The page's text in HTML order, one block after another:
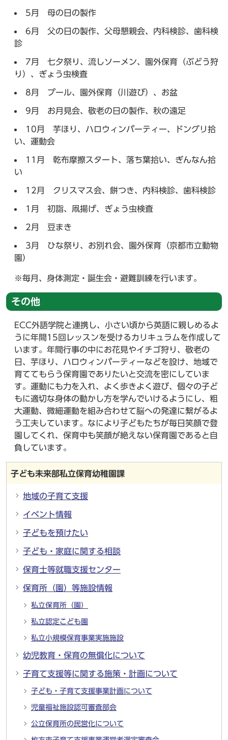
5月 母の日の製作
6月 父の日の製作、父母懇親会、内科検診、歯科検
診
7月 七夕祭り、流しソーメン、園外保育（ぶどう狩
り）、ぎょう虫検査
8月 プール、園外保育（川遊び）、お盆
9月 お月見会、敬老の日の製作、秋の遠足
10月 芋ほり、ハロウィンパーティー、ドングリ拾
い、運動会
11月 乾布摩擦スタート、落ち葉拾い、ぎんなん拾
い
12月 クリスマス会、餅つき、内科検診、歯科検診
1月 初詣、凧揚げ、ぎょう虫検査
2月 豆まき
3月 ひな祭り、お別れ会、園外保育（京都市立動物
園）
※毎月、身体測定・誕生会・避難訓練を行います。
その他
ECC外語学院と連携し、小さい頃から英語に親しめるよ
うに年間15回レッスンを受けるカリキュラムを作成して
います。年間行事の中にお花見やイチゴ狩り、敬老の
日、芋ほり、ハロウィンパーティーなどを設け、地域で
育ててもらう保育園でありたいと交流を密にしていま
す。運動にも力を入れ、よく歩きよく遊び、個々の子ど
もに適切な身体の動かし方を学んでいけるようにし、粗
大運動、微細運動を組み合わせて脳への発達に繋がるよ
う工夫しています。なにより子どもたちが毎日笑顔で登
園してくれ、保育中も笑顔が絶えない保育園であると自
負しています。
子ども未来部私立保育幼稚園課
地域の子育て支援
イベント情報
子どもを預けたい
子ども・家庭に関する相談
保育士等就職支援センター
保育所（園）等施設情報
私立保育所（園）
私立認定こども園
私立小規模保育事業実施施設
幼児教育・保育の無償化について
子育て支援等に関する施策・計画について
子ども・子育て支援事業計画について
児童福祉施設認可審査部会
公立保育所の民営化について